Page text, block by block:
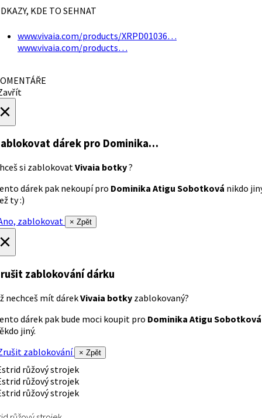
KDE TO SEHNAT
www.vivaia.com/products/XRPD01036…
www.vivaia.com/products…
dárek pro Dominika…
si zablokovatVivaia botky?
dárek pak nekoupí pro Dominika Atigu Sobotková nikdo
ty :)
zablokovat
× Zpět
zablokování dárku
nechceš mít dárekVivaia botky zablokovaný?
dárek pak bude moci koupit pro Dominika Atigu Sobotková
jiný.
zablokování
× Zpět